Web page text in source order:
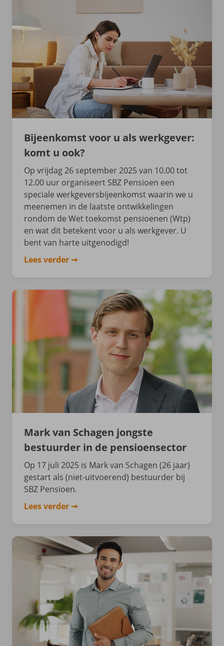
Bijeenkomst voor u als werkgever:
komt u ook?
Op vrijdag 26 september 2025 van 10.00 tot
12.00 uur organiseert SBZ Pensioen een
speciale werkgeversbijeenkomst waarin we u
meenemen in de laatste ontwikkelingen
rondom de Wet toekomst pensioenen (Wtp)
en wat dit betekent voor u als werkgever. U
bent van harte uitgenodigd!
Lees verder
Mark van Schagen jongste
bestuurder in de pensioensector
Op 17 juli 2025 is Mark van Schagen (26 jaar)
gestart als (niet-uitvoerend) bestuurder bij
SBZ Pensioen.
Lees verder